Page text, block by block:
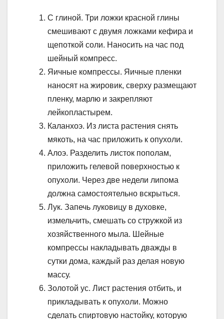
С глиной. Три ложки красной глины
смешивают с двумя ложками кефира и
щепоткой соли. Наносить на час под
шейный компресс.
Яичные компрессы. Яичные пленки
наносят на жировик, сверху размещают
пленку, марлю и закрепляют
лейкопластырем.
Каланхоэ. Из листа растения снять
мякоть, на час приложить к опухоли.
Алоэ. Разделить листок пополам,
приложить гелевой поверхностью к
опухоли. Через две недели липома
должна самостоятельно вскрыться.
Лук. Запечь луковицу в духовке,
измельчить, смешать со стружкой из
хозяйственного мыла. Шейные
компрессы накладывать дважды в
сутки дома, каждый раз делая новую
массу.
Золотой ус. Лист растения отбить, и
прикладывать к опухоли. Можно
сделать спиртовую настойку, которую